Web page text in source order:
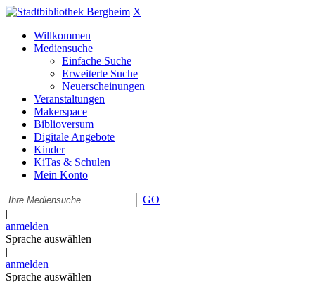
X
Willkommen
Mediensuche
Einfache Suche
Erweiterte Suche
Neuerscheinungen
Veranstaltungen
Makerspace
Biblioversum
Digitale Angebote
Kinder
KiTas & Schulen
Mein Konto
GO
|
anmelden
Sprache auswählen
|
anmelden
Sprache auswählen